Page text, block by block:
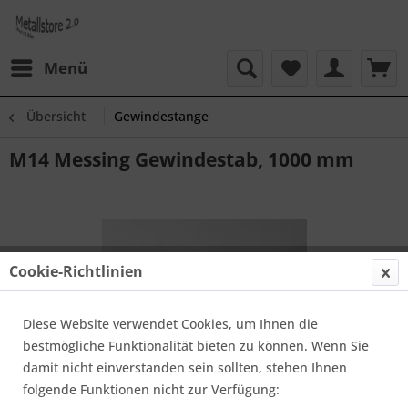
Menü
Übersicht Gewindestange
M14 Messing Gewindestab, 1000 mm
Cookie-Richtlinien
Diese Website verwendet Cookies, um Ihnen die
bestmögliche Funktionalität bieten zu können. Wenn Sie
damit nicht einverstanden sein sollten, stehen Ihnen
folgende Funktionen nicht zur Verfügung: